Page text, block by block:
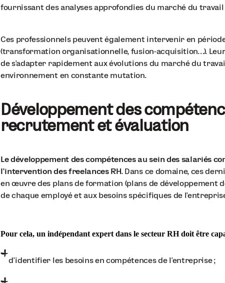
fournissant des analyses approfondies du marché du
Ces professionnels peuvent également intervenir en
(transformation organisationnelle, fusion-acquisition…).
de s'adapter rapidement aux évolutions du marché du
environnement en constante mutation.
Développement des
recrutement et évaluation
Le développement des compétences au sein des salariés
l'intervention des freelances RH. Dans ce domaine, ces
en œuvre des plans de formation (plans de développement
de chaque employé et aux besoins spécifiques de
Pour cela, un indépendant expert dans le secteur RH doit être
d’identifier les besoins en compétences de l’entreprise ;